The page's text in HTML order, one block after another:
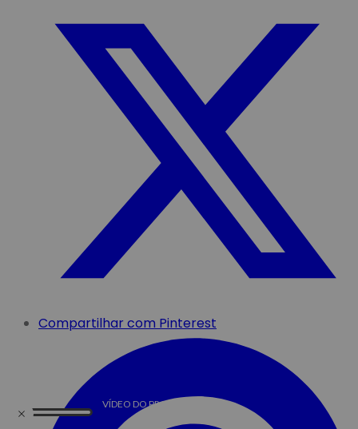
Compartilhar com Pinterest